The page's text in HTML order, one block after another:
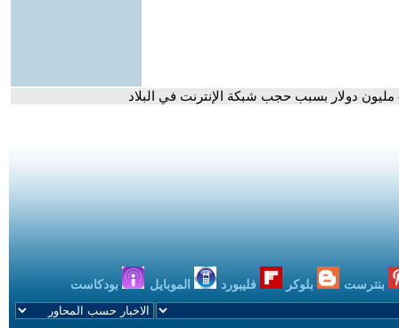
بنترست بلوكر فليبورد الموبايل بودكاست